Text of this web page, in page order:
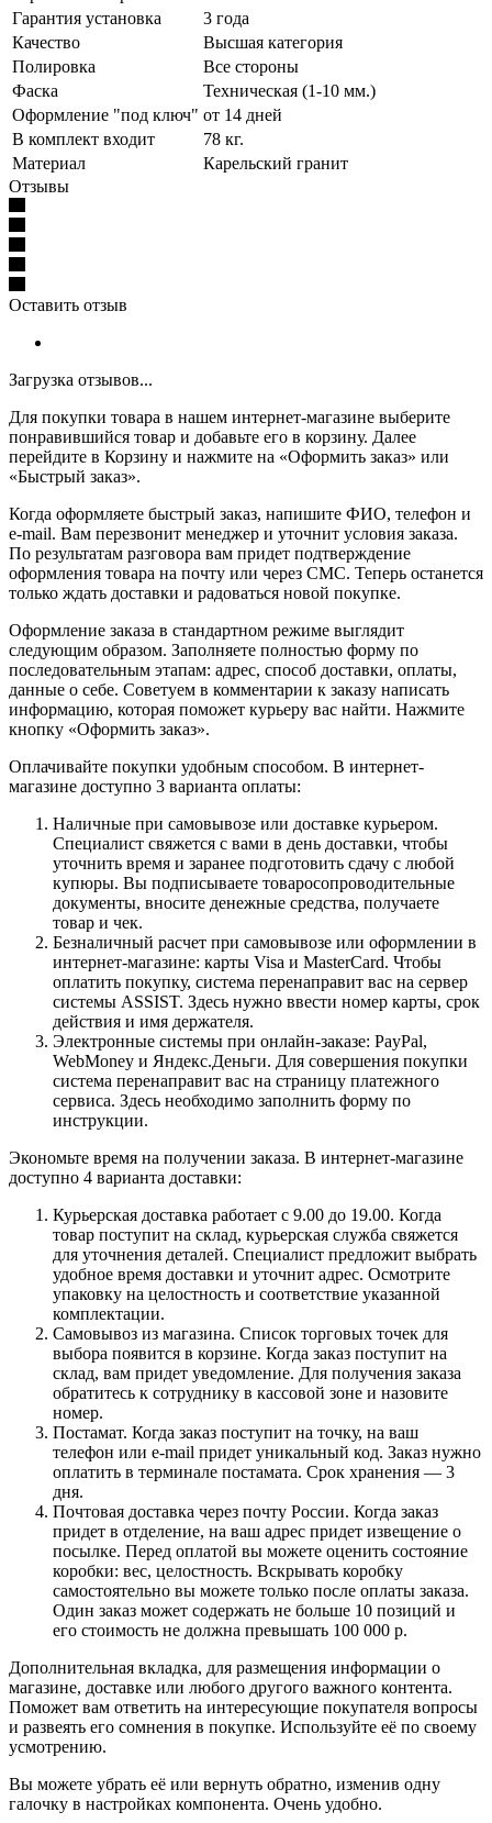
Гарантия установка
3 года
Качество
Высшая категория
Полировка
Все стороны
Фаска
Техническая (1-10 мм.)
Оформление "под ключ" от 14 дней
В комплект входит
78 кг.
Материал
Карельский гранит
Отзывы
Оставить отзыв
Загрузка отзывов...
Для покупки товара в нашем интернет-магазине выберите
понравившийся товар и добавьте его в корзину. Далее
перейдите в Корзину и нажмите на «Оформить заказ» или
«Быстрый заказ».
Когда оформляете быстрый заказ, напишите ФИО, телефон и
e-mail. Вам перезвонит менеджер и уточнит условия заказа.
По результатам разговора вам придет подтверждение
оформления товара на почту или через СМС. Теперь останется
только ждать доставки и радоваться новой покупке.
Оформление заказа в стандартном режиме выглядит
следующим образом. Заполняете полностью форму по
последовательным этапам: адрес, способ доставки, оплаты,
данные о себе. Советуем в комментарии к заказу написать
информацию, которая поможет курьеру вас найти. Нажмите
кнопку «Оформить заказ».
Оплачивайте покупки удобным способом. В интернет-
магазине доступно 3 варианта оплаты:
Наличные при самовывозе или доставке курьером.
Специалист свяжется с вами в день доставки, чтобы
уточнить время и заранее подготовить сдачу с любой
купюры. Вы подписываете товаросопроводительные
документы, вносите денежные средства, получаете
товар и чек.
Безналичный расчет при самовывозе или оформлении в
интернет-магазине: карты Visa и MasterCard. Чтобы
оплатить покупку, система перенаправит вас на сервер
системы ASSIST. Здесь нужно ввести номер карты, срок
действия и имя держателя.
Электронные системы при онлайн-заказе: PayPal,
WebMoney и Яндекс.Деньги. Для совершения покупки
система перенаправит вас на страницу платежного
сервиса. Здесь необходимо заполнить форму по
инструкции.
Экономьте время на получении заказа. В интернет-магазине
доступно 4 варианта доставки:
Курьерская доставка работает с 9.00 до 19.00. Когда
товар поступит на склад, курьерская служба свяжется
для уточнения деталей. Специалист предложит выбрать
удобное время доставки и уточнит адрес. Осмотрите
упаковку на целостность и соответствие указанной
комплектации.
Самовывоз из магазина. Список торговых точек для
выбора появится в корзине. Когда заказ поступит на
склад, вам придет уведомление. Для получения заказа
обратитесь к сотруднику в кассовой зоне и назовите
номер.
Постамат. Когда заказ поступит на точку, на ваш
телефон или e-mail придет уникальный код. Заказ нужно
оплатить в терминале постамата. Срок хранения — 3
дня.
Почтовая доставка через почту России. Когда заказ
придет в отделение, на ваш адрес придет извещение о
посылке. Перед оплатой вы можете оценить состояние
коробки: вес, целостность. Вскрывать коробку
самостоятельно вы можете только после оплаты заказа.
Один заказ может содержать не больше 10 позиций и
его стоимость не должна превышать 100 000 р.
Дополнительная вкладка, для размещения информации о
магазине, доставке или любого другого важного контента.
Поможет вам ответить на интересующие покупателя вопросы
и развеять его сомнения в покупке. Используйте её по своему
усмотрению.
Вы можете убрать её или вернуть обратно, изменив одну
галочку в настройках компонента. Очень удобно.